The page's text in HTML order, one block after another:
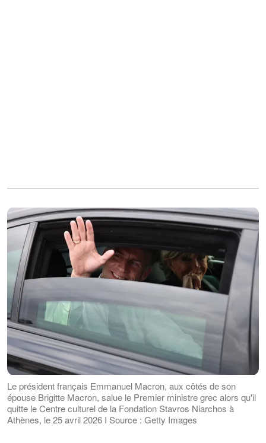
Le président français Emmanuel Macron, aux côtés de son
épouse Brigitte Macron, salue le Premier ministre grec alors qu'il
quitte le Centre culturel de la Fondation Stavros Niarchos à
Athènes, le 25 avril 2026 I Source : Getty Images